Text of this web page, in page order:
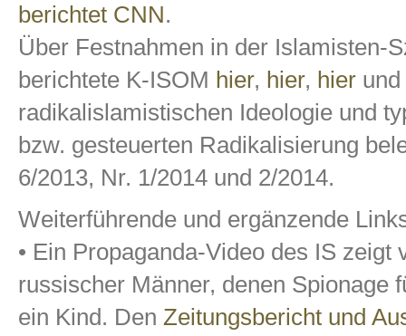
berichtet CNN.
Über Festnahmen in der Islamisten-
berichtete K-ISOM hier, hier, hier und
radikalislamistischen Ideologie und
bzw. gesteuerten Radikalisierung
6/2013, Nr. 1/2014 und 2/2014.
Weiterführende und ergänzende
• Ein Propaganda-Video des IS
russischer Männer, denen Spionage
ein Kind. Den Zeitungsbericht und